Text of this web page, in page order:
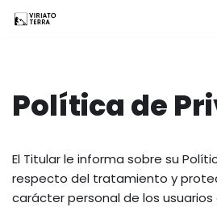
Política de
El Titular le informa sobre su
respecto del tratamiento y
carácter personal de los